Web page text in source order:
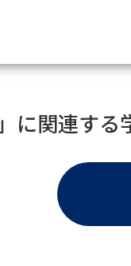
」に関連する